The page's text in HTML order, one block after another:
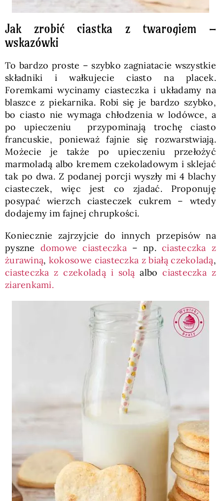
Jak zrobić ciastka z twarogiem –
wskazówki
To bardzo proste – szybko zagniatacie wszystkie
składniki i wałkujecie ciasto na placek.
Foremkami wycinamy ciasteczka i układamy na
blaszce z piekarnika. Robi się je bardzo szybko,
bo ciasto nie wymaga chłodzenia w lodówce, a
po upieczeniu przypominają trochę ciasto
francuskie, ponieważ fajnie się rozwarstwiają.
Możecie je także po upieczeniu przełożyć
marmoladą albo kremem czekoladowym i sklejać
tak po dwa. Z podanej porcji wyszły mi 4 blachy
ciasteczek, więc jest co zjadać. Proponuję
posypać wierzch ciasteczek cukrem – wtedy
dodajemy im fajnej chrupkości.
Koniecznie zajrzyjcie do innych przepisów na
pyszne domowe ciasteczka– np.ciasteczka z
żurawiną, kokosowe ciasteczka z białą czekoladą,
ciasteczka z czekoladą i solą albociasteczka z
ziarenkami.